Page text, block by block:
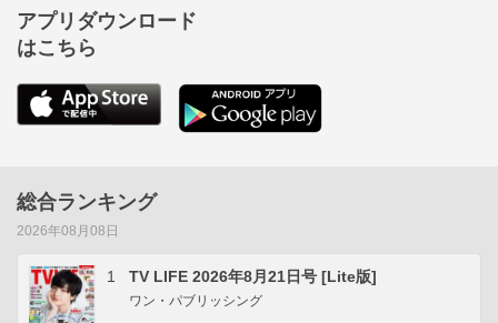
アプリダウンロード
はこちら
総合ランキング
2026年08月08日
1 TV LIFE 2026年8月21日号 [Lite版]
ワン・パブリッシング